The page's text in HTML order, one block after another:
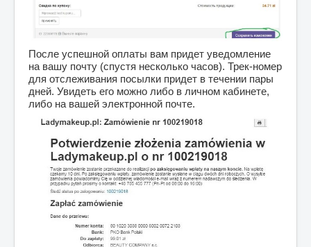
После успешной оплаты вам придет уведомление
на вашу почту (спустя несколько часов). Трек-номер
для отслеживания посылки придет в течении пары
дней. Увидеть его можно либо в личном кабинете,
либо на вашей электронной почте.